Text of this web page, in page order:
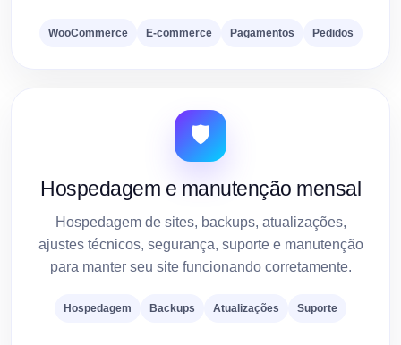
WooCommerce E-commerce Pagamentos Pedidos
🛡️
Hospedagem e manutenção mensal
Hospedagem de sites, backups, atualizações,
ajustes técnicos, segurança, suporte e manutenção
para manter seu site funcionando corretamente.
Hospedagem Backups Atualizações Suporte